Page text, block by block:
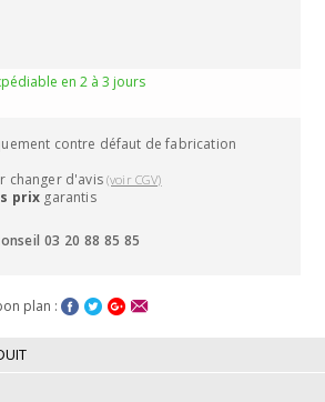
en 2 à 3 jours
contre défaut de fabrication
changer d'avis(voir CGV)
prix garantis
03 20 88 85 85
plan :